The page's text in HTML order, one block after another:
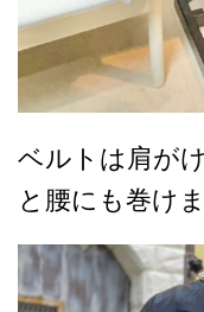
ベルトは肩が
と腰にも巻けま